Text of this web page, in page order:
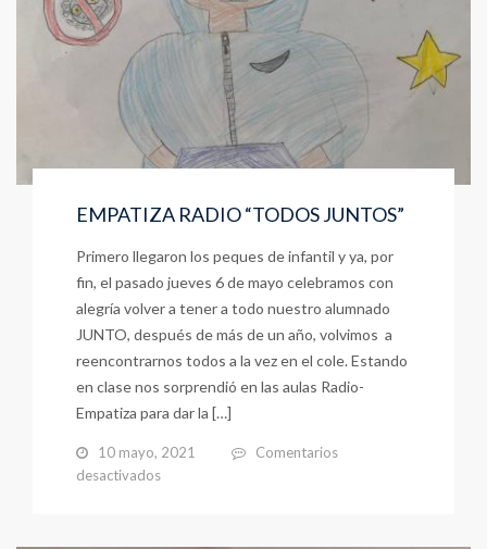
EMPATIZA RADIO “TODOS JUNTOS”
Primero llegaron los peques de infantil y ya, por
fin, el pasado jueves 6 de mayo celebramos con
alegría volver a tener a todo nuestro alumnado
JUNTO, después de más de un año, volvimos a
reencontrarnos todos a la vez en el cole. Estando
en clase nos sorprendió en las aulas Radio-
Empatiza para dar la […]
10 mayo, 2021
Comentarios
desactivados